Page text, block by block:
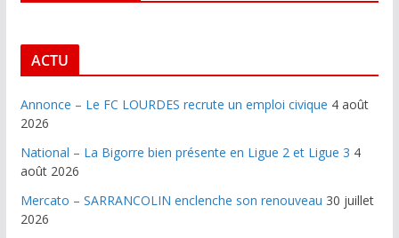
ACTU
Annonce – Le FC LOURDES recrute un emploi civique 4 août
2026
National – La Bigorre bien présente en Ligue 2 et Ligue 3 4
août 2026
Mercato – SARRANCOLIN enclenche son renouveau 30 juillet
2026